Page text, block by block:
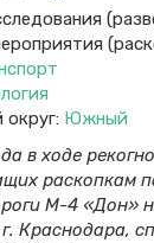
Южный
в ходе
раскопкам
М-4 «Дон»
Краснодара,